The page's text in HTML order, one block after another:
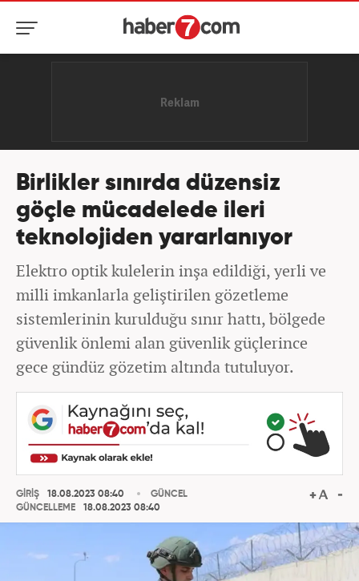
Birlikler sınırda düzensiz
göçle mücadelede ileri
teknolojiden yararlanıyor
Elektro optik kulelerin inşa edildiği, yerli ve
milli imkanlarla geliştirilen gözetleme
sistemlerinin kurulduğu sınır hattı, bölgede
güvenlik önlemi alan güvenlik güçlerince
gece gündüz gözetim altında tutuluyor.
GİRİŞ
18.08.2023 08:40
GÜNCELLEME
18.08.2023 08:40
GÜNCEL